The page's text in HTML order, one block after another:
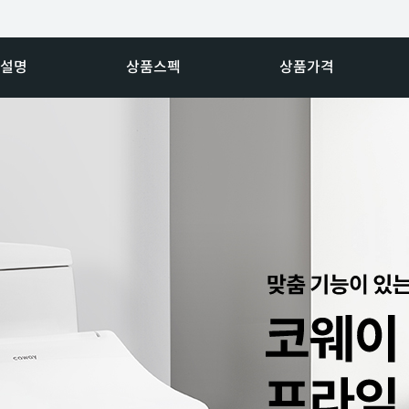
명 상품스펙 상품가격